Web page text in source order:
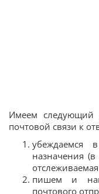
Имеем следующий
почтовой связи к
убеждаемся
назначения
пишем и
почтового